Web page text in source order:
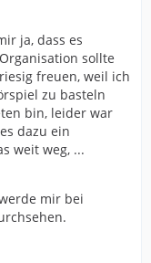
ja, dass es
sollte
freuen, weil ich
zu basteln
bin, leider war
dazu ein
weit weg, ...
mir bei